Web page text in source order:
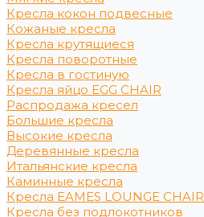
Кресла кокон подвесные
Кожаные кресла
Кресла крутящиеся
Кресла поворотные
Кресла в гостиную
Кресла яйцо EGG CHAIR
Распродажа кресел
Большие кресла
Высокие кресла
Деревянные кресла
Итальянские кресла
Каминные кресла
Кресла EAMES LOUNGE CHAIR
Кресла без подлокотников